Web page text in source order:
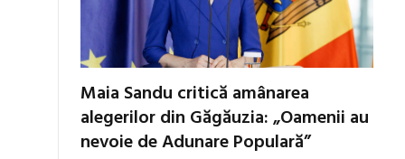
Maia Sandu critică amânarea
alegerilor din Găgăuzia: „Oamenii au
nevoie de Adunare Populară”